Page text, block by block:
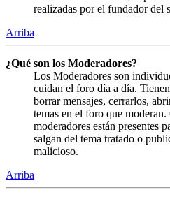
realizadas por el fundador del
Arriba
¿Qué son los Moderadores?
Los Moderadores son
cuidan el foro día a día.
borrar mensajes, cerrarlos,
temas en el foro que
moderadores están presentes
salgan del tema tratado o
malicioso.
Arriba